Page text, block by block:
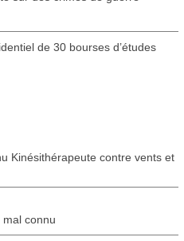
de 30 bourses d’études
Kinésithérapeute contre vents et
connu